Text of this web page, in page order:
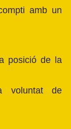
amb un
posició de la
voluntat de